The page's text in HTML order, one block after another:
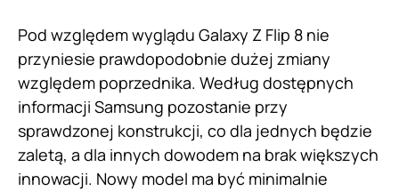
Pod względem wyglądu Galaxy Z Flip 8 nie
przyniesie prawdopodobnie dużej zmiany
względem poprzednika. Według dostępnych
informacji Samsung pozostanie przy
sprawdzonej konstrukcji, co dla jednych będzie
zaletą, a dla innych dowodem na brak większych
innowacji. Nowy model ma być minimalnie